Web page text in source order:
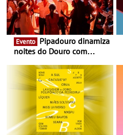
Evento
noites do Douro com
vinho, gastronomia e
música